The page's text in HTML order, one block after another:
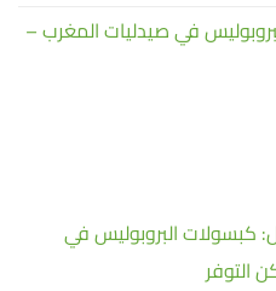
في صيدليات المغرب –
كبسولات البروبوليس في
التوفر